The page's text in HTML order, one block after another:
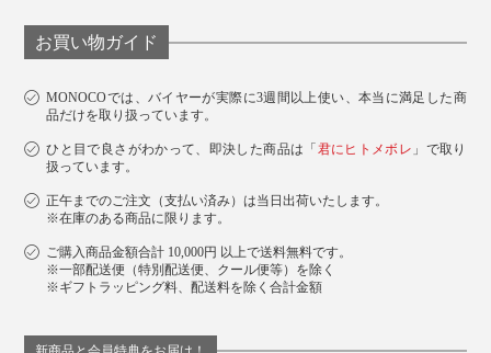
お買い物ガイド
MONOCOでは、バイヤーが実際に3週間以上使い、本当に満足した商
品だけを取り扱っています。
ひと目で良さがわかって、即決した商品は「 君にヒトメボレ 」で取り
扱っています。
正午までのご注文（支払い済み）は当日出荷いたします。
※在庫のある商品に限ります。
ご購入商品金額合計 10,000円 以上で送料無料です。
※一部配送便（特別配送便、クール便等）を除く
※ギフトラッピング料、配送料を除く合計金額